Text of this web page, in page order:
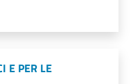
E PER LE